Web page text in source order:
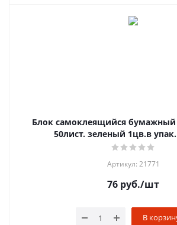
Блок самоклеящийся бумажный
50лист. зеленый 1цв.в
Артикул: 21771
76 руб./шт
В